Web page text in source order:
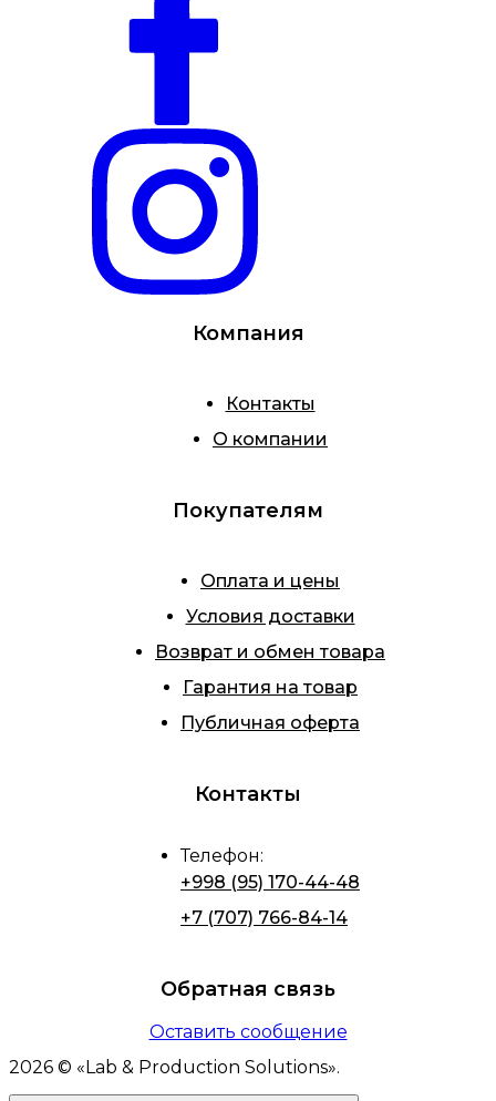
Компания
Контакты
О компании
Покупателям
Оплата и цены
Условия доставки
Возврат и обмен товара
Гарантия на товар
Публичная оферта
Контакты
Телефон:
+998 (95) 170-44-48
+7 (707) 766-84-14
Обратная связь
Оставить сообщение
2026 © « Lab & Production Solutions».